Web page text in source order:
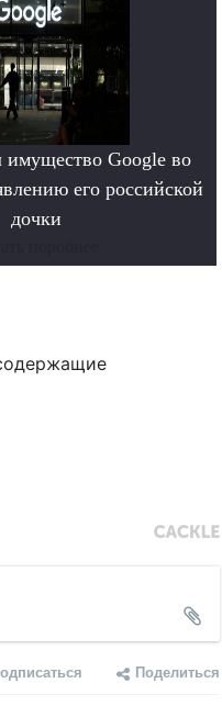
имущество Google во
его российской
дочки
Поделиться